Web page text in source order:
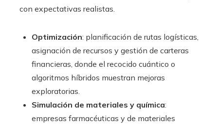
con expectativas realistas.
Optimización: planificación de rutas logísticas,
asignación de recursos y gestión de carteras
financieras, donde el recocido cuántico o
algoritmos híbridos muestran mejoras
exploratorias.
Simulación de materiales y química:
empresas farmacéuticas y de materiales